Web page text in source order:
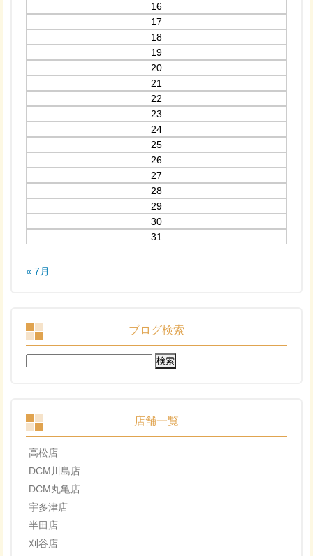
16
17
18
19
20
21
22
23
24
25
26
27
28
29
30
31
« 7月
ブログ検索
検
索:
店舗一覧
高松店
DCM川島店
DCM丸亀店
宇多津店
半田店
刈谷店